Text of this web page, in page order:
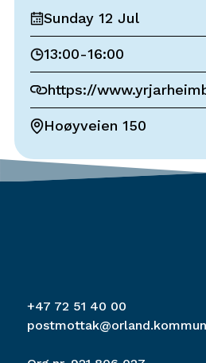
Sunday 12 Jul
13:00-16:00
https://
Hoøyveien 150
+47 72 51 40 00